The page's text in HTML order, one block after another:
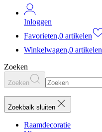
Inloggen
Favorieten,0 artikelen
Winkelwagen,0 artikelen
Zoeken
Zoeken
Zoekbalk sluiten
Raamdecoratie